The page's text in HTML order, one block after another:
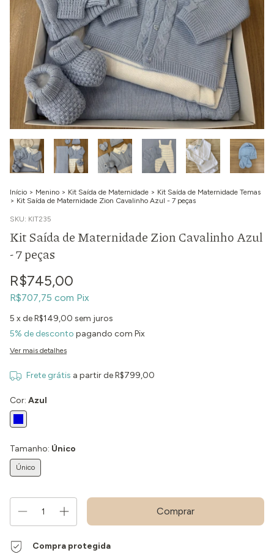
Início > Menino > Kit Saída de Maternidade > Kit Saída de Maternidade Temas
> Kit Saída de Maternidade Zion Cavalinho Azul - 7 peças
SKU: KIT235
Kit Saída de Maternidade Zion Cavalinho Azul
- 7 peças
R$745,00
R$707,75 com Pix
5 x deR$149,00 sem juros
5% de desconto pagando com Pix
Ver mais detalhes
Frete grátis a partir deR$799,00
Cor: Azul
Tamanho: Único
Único
Compra protegida